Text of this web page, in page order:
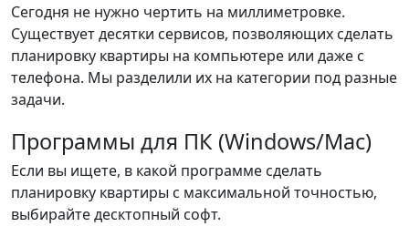
Сегодня не нужно чертить на миллиметровке.
Существует десятки сервисов, позволяющих сделать
планировку квартиры на компьютере или даже с
телефона. Мы разделили их на категории под разные
задачи.
Программы для ПК (Windows/Mac)
Если вы ищете, в какой программе сделать
планировку квартиры с максимальной точностью,
выбирайте десктопный софт.